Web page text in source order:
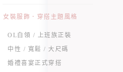
女裝服飾．穿搭主題風格
OL白領 / 上班族正裝
中性 / 寬鬆 / 大尺碼
婚禮喜宴正式穿搭